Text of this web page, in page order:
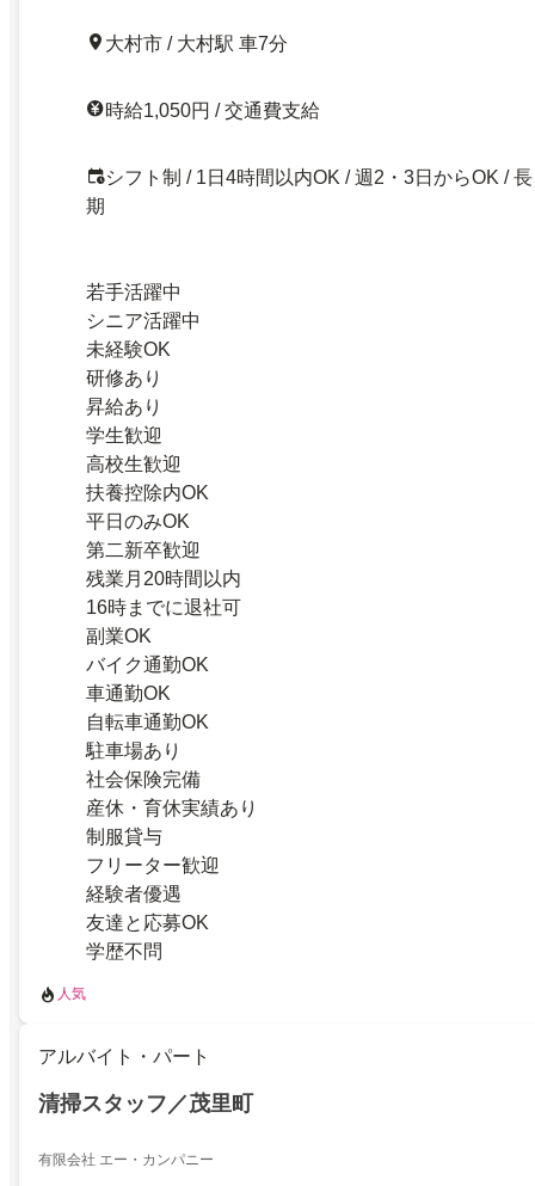
大村市 / 大村駅 車7分
時給1,050円 / 交通費支給
シフト制 / 1日4時間以内OK / 週2・3日からOK / 長
期
若手活躍中
シニア活躍中
未経験OK
研修あり
昇給あり
学生歓迎
高校生歓迎
扶養控除内OK
平日のみOK
第二新卒歓迎
残業月20時間以内
16時までに退社可
副業OK
バイク通勤OK
車通勤OK
自転車通勤OK
駐車場あり
社会保険完備
産休・育休実績あり
制服貸与
フリーター歓迎
経験者優遇
友達と応募OK
学歴不問
人気
アルバイト・パート
清掃スタッフ／茂里町
有限会社 エー・カンパニー